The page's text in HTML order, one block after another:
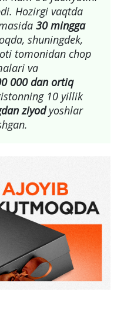
Hozirgi vaqtda
30 mingga
shuningdek,
tomonidan chop
va
000 dan ortiq
10 yillik
ziyodyoshlar